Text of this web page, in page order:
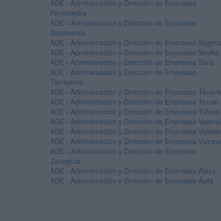
ADE - Administración y Dirección de Empresas
Pontevedra
ADE - Administración y Dirección de Empresas
Salamanca
ADE - Administración y Dirección de Empresas
ADE - Administración y Dirección de Empresas Sevilla
ADE - Administración y Dirección de Empresas Soria
ADE - Administración y Dirección de Empresas
Tarragona
ADE - Administración y Dirección de Empresas
ADE - Administración y Dirección de Empresas Teruel
ADE - Administración y Dirección de Empresas Toledo
ADE - Administración y Dirección de Empresas
ADE - Administración y Dirección de Empresas
ADE - Administración y Dirección de Empresas
ADE - Administración y Dirección de Empresas
Zaragoza
ADE - Administración y Dirección de Empresas Álava
ADE - Administración y Dirección de Empresas Ávila